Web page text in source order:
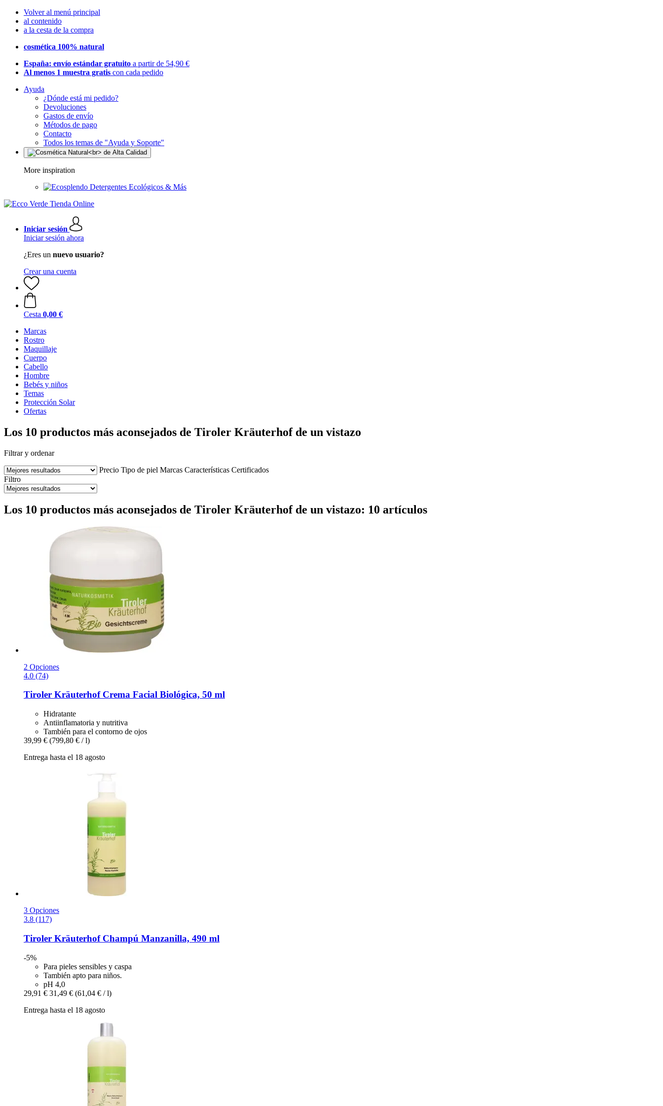
Volver al menú principal
al contenido
a la cesta de la compra
cosmética 100% natural
España: envío estándar gratuito a partir de 54,90 €
Al menos 1 muestra gratis con cada pedido
Ayuda
¿Dónde está mi pedido?
Devoluciones
Gastos de envío
Métodos de pago
Contacto
Todos los temas de "Ayuda y Soporte"
More inspiration
Detergentes Ecológicos & Más
Iniciar sesión
Iniciar sesión ahora
¿Eres un nuevo usuario?
Crear una cuenta
Cesta 0,00 €
Marcas
Rostro
Maquillaje
Cuerpo
Cabello
Hombre
Bebés y niños
Temas
Protección Solar
Ofertas
Los 10 productos más aconsejados de Tiroler Kräuterhof de un vistazo
Filtrar y ordenar
Precio Tipo de piel Marcas Características Certificados
Filtro
Los 10 productos más aconsejados de Tiroler Kräuterhof de un vistazo: 10 artículos
2 Opciones
4.0 (74)
Tiroler KräuterhofCrema Facial Biológica, 50 ml
Hidratante
Antiinflamatoria y nutritiva
También para el contorno de ojos
39,99 € (799,80 € / l)
Entrega hasta el 18 agosto
3 Opciones
3.8 (117)
Tiroler KräuterhofChampú Manzanilla, 490 ml
-5%
Para pieles sensibles y caspa
También apto para niños.
pH 4,0
29,91 € 31,49 € (61,04 € / l)
Entrega hasta el 18 agosto